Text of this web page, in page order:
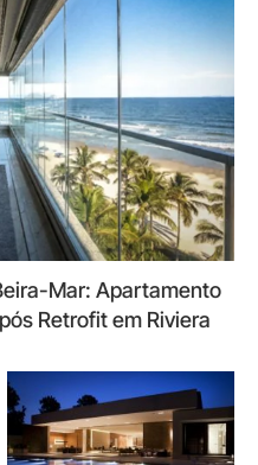
Mar: Apartamento
Retrofit em Riviera